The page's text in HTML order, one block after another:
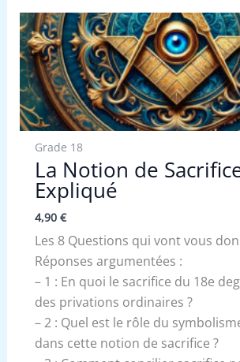
Grade 18
La Notion de
Expliqué
4,90 €
Les 8 Questions qui vont vous
Réponses argumentées :
– 1 : En quoi le sacrifice du 18e
des privations ordinaires ?
– 2 : Quel est le rôle du
dans cette notion de sacrifice ?